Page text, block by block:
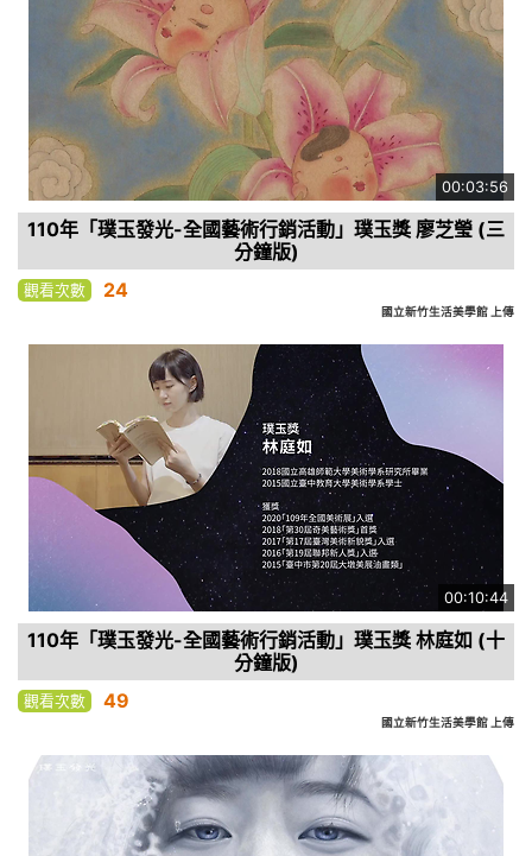
00:03:56
110年「璞玉發光-全國藝術行銷活動」璞玉獎 廖芝瑩 (三
分鐘版)
觀看次數 24
國立新竹生活美學館 上傳
00:10:44
110年「璞玉發光-全國藝術行銷活動」璞玉獎 林庭如 (十
分鐘版)
觀看次數 49
國立新竹生活美學館 上傳